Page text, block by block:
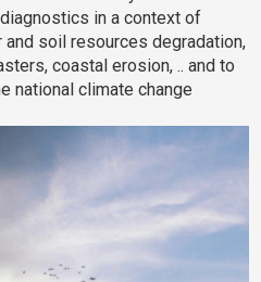
in a context of
and soil resources degradation,
coastal erosion, .. and to
national climate change